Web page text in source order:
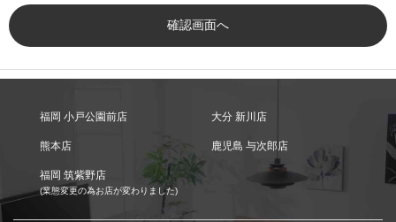
福岡 小戸公園前店 大分 新川店
熊本店 鹿児島 与次郎店
福岡 筑紫野店
(業態変更の為お店が変わりました)